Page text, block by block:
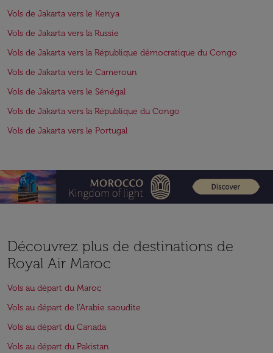
Vols de Jakarta vers le Kenya
Vols de Jakarta vers la Russie
Vols de Jakarta vers la République démocratique du Congo
Vols de Jakarta vers le Cameroun
Vols de Jakarta vers le Sénégal
Vols de Jakarta vers la République du Congo
Vols de Jakarta vers le Portugal
Découvrez plus de destinations de
Royal Air Maroc
Vols au départ du Maroc
Vols au départ de l'Arabie saoudite
Vols au départ du Canada
Vols au départ du Pakistan